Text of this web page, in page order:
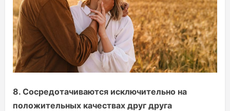
8. Сосредотачиваются исключительно на
положительных качествах друг друга